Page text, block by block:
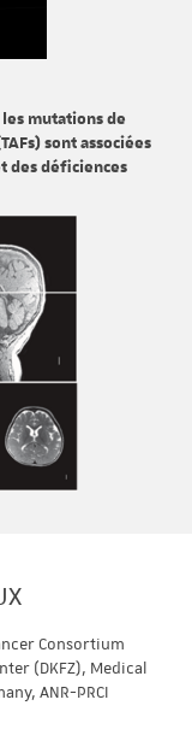
mutations de
sont associées
des déficiences
Consortium
(DKFZ), Medical
ANR-PRCI